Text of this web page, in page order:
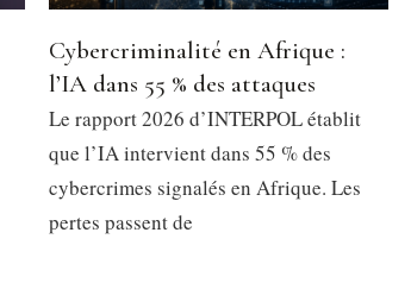
Cybercriminalité en Afrique :
l’IA dans 55 % des attaques
Le rapport 2026 d’INTERPOL établit
que l’IA intervient dans 55 % des
cybercrimes signalés en Afrique. Les
pertes passent de